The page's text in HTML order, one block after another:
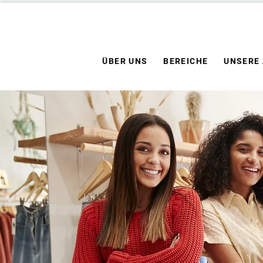
ÜBER UNS BEREICHE UNSERE